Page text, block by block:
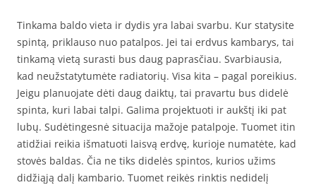
Tinkama baldo vieta ir dydis yra labai svarbu. Kur statysite
spintą, priklauso nuo patalpos. Jei tai erdvus kambarys, tai
tinkamą vietą surasti bus daug paprasčiau. Svarbiausia,
kad neužstatytumėte radiatorių. Visa kita – pagal poreikius.
Jeigu planuojate dėti daug daiktų, tai pravartu bus didelė
spinta, kuri labai talpi. Galima projektuoti ir aukštį iki pat
lubų. Sudėtingesnė situacija mažoje patalpoje. Tuomet itin
atidžiai reikia išmatuoti laisvą erdvę, kurioje numatėte, kad
stovės baldas. Čia ne tiks didelės spintos, kurios užims
didžiąją dalį kambario. Tuomet reikės rinktis nedidelį